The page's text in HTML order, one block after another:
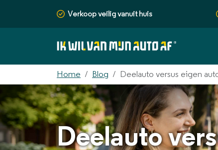
Verkoop veilig vanuit huis
Home Blog Deelauto versus eigen
Deelauto